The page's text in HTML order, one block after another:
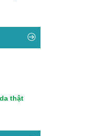
thật